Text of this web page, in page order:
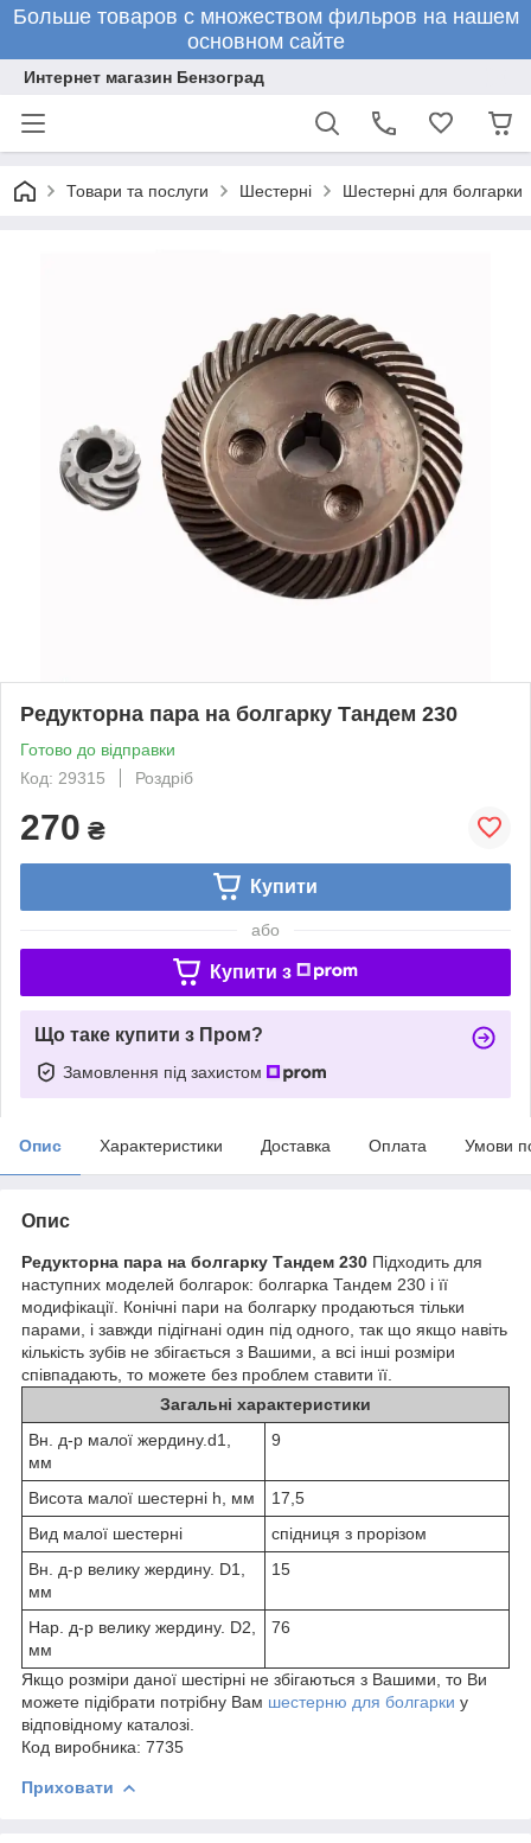
Больше товаров с множеством фильров на нашем
основном сайте
Интернет магазин Бензоград
Товари та послуги Шестерні Шестерні для болгарки
Редукторна пара на болгарку Тандем 230
Готово до відправки
Код: 29315
Роздріб
270 ₴
Купити
або
Купити з
Що таке купити з Пром?
Замовлення під захистом
Опис Характеристики Доставка Оплата Умови
Опис
Редукторна пара на болгарку Тандем 230 Підходить для
наступних моделей болгарок: болгарка Тандем 230 і її
модифікації. Конічні пари на болгарку продаються тільки
парами, і завжди підігнані один під одного, так що якщо навіть
кількість зубів не збігається з Вашими, а всі інші розміри
співпадають, то можете без проблем ставити її.
Загальні характеристики
Вн. д-р малої жердину.d1,
мм
9
Висота малої шестерні h, мм
17,5
Вид малої шестерні
спідниця з прорізом
Вн. д-р велику жердину. D1,
мм
15
Нар. д-р велику жердину. D2,
мм
76
Якщо розміри даної шестірні не збігаються з Вашими, то Ви
можете підібрати потрібну Вам шестерню для болгарки у
відповідному каталозі.
Код виробника: 7735
Приховати